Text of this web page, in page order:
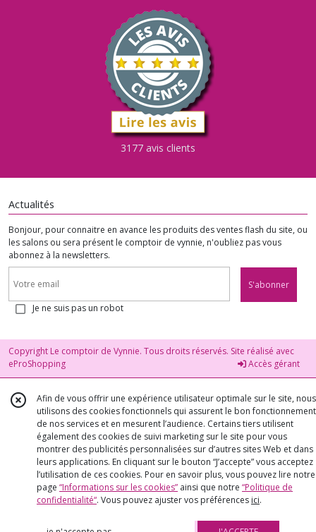
3177 avis clients
Actualités
Bonjour, pour connaitre en avance les produits des ventes flash du site, ou
les salons ou sera présent le comptoir de vynnie, n'oubliez pas vous
abonnez à la newsletters.
S'abonner
Je ne suis pas un robot
Copyright Le comptoir de Vynnie. Tous droits réservés. Site réalisé avec
eProShopping
Accès gérant
Afin de vous offrir une expérience utilisateur optimale sur le site, nous
utilisons des cookies fonctionnels qui assurent le bon fonctionnement
de nos services et en mesurent l’audience. Certains tiers utilisent
également des cookies de suivi marketing sur le site pour vous
montrer des publicités personnalisées sur d’autres sites Web et dans
leurs applications. En cliquant sur le bouton “J’accepte” vous acceptez
l’utilisation de ces cookies. Pour en savoir plus, vous pouvez lire notre
page “Informations sur les cookies” ainsi que notre “Politique de
confidentialité“. Vous pouvez ajuster vos préférences ici.